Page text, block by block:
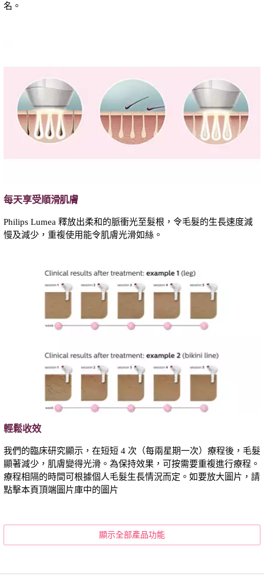
名。
每天享受順滑肌膚
Philips Lumea 釋放出柔和的脈衝光至髮根，令毛髮的生長速度減
慢及減少，重複使用能令肌膚光滑如絲。
輕鬆收效
我們的臨床研究顯示，在短短 4 次（每兩星期一次）療程後，毛髮
顯著減少，肌膚變得光滑。為保持效果，可按需要重複進行療程。
療程相隔的時間可根據個人毛髮生長情況而定。如要放大圖片，請
點擊本頁頂端圖片庫中的圖片
顯示全部產品功能